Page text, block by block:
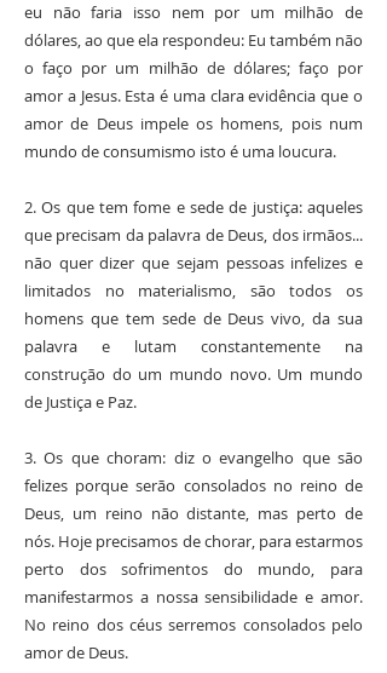
eu não faria isso nem por um milhão de
dólares, ao que ela respondeu: Eu também não
o faço por um milhão de dólares; faço por
amor a Jesus. Esta é uma clara evidência que o
amor de Deus impele os homens, pois num
mundo de consumismo isto é uma loucura.
2. Os que tem fome e sede de justiça: aqueles
que precisam da palavra de Deus, dos irmãos...
não quer dizer que sejam pessoas infelizes e
limitados no materialismo, são todos os
homens que tem sede de Deus vivo, da sua
palavra e lutam constantemente na
construção do um mundo novo. Um mundo
de Justiça e Paz.
3. Os que choram: diz o evangelho que são
felizes porque serão consolados no reino de
Deus, um reino não distante, mas perto de
nós. Hoje precisamos de chorar, para estarmos
perto dos sofrimentos do mundo, para
manifestarmos a nossa sensibilidade e amor.
No reino dos céus serremos consolados pelo
amor de Deus.